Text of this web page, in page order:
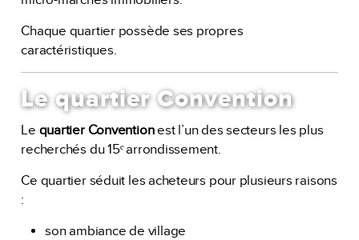
Chaque quartier possède ses propres
caractéristiques.
Le quartier Convention
Le quartier Conventionest l’un des secteurs les plus
recherchés du 15ᵉ arrondissement.
Ce quartier séduit les acheteurs pour plusieurs raisons
:
son ambiance de village